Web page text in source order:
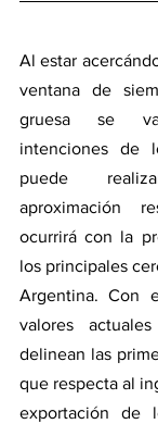
Al estar
ventana de
gruesa se
intenciones de
puede
aproximación
ocurrirá con la
los principales
Argentina. Con
valores
delinean las
que respecta al
exportación de